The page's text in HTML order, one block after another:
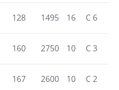
128 1495 16 C 6
160 2750 10 C 3
167 2600 10 C 2